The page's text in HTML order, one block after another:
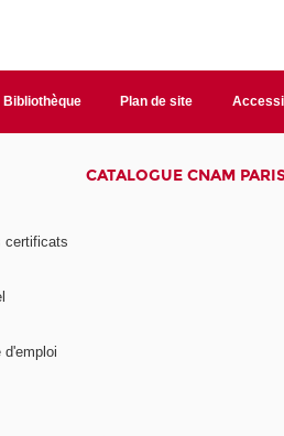
Bibliothèque Plan de site
certificats
d'emploi
CATALOGUE CNAM